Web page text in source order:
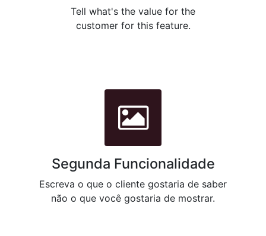
Tell what's the value for the
customer for this feature.
Segunda Funcionalidade
Escreva o que o cliente gostaria de saber
não o que você gostaria de mostrar.